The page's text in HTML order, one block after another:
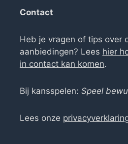
Contact
Heb je vragen of tips over
aanbiedingen? Lees hier
in contact kan komen.
Bij kansspelen: Speel
Lees onze